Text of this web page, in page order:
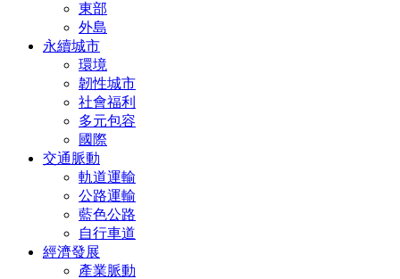
東部
外島
永續城市
環境
韌性城市
社會福利
多元包容
國際
交通脈動
軌道運輸
公路運輸
藍色公路
自行車道
經濟發展
產業脈動